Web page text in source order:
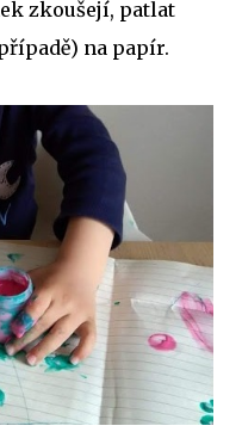
zkoušejí, patlat
na papír.